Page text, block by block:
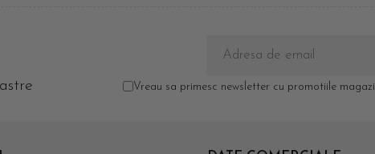
Vreau sa primesc newsletter cu promotiile